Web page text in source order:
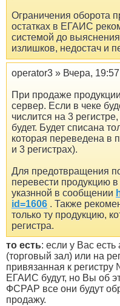
Ограничения оборота
остатках в ЕГАИС
системой до
излишков, недостач и
operator3 » Вчера, 19:57
При продаже
сервер. Если в чеке
числится на 3
будет. Будет списана
которая переведена в
и 3 регистрах).
Для предотвращения
перевести продукцию
указнной в сообщении
id=1606 . Также
только ту продукцию,
регистра.
то есть: если у Вас
(торговый зал) или на
привязанная к регистру
ЕГАИС будут, но Вы об
ФСРАР все они будут
продажу.